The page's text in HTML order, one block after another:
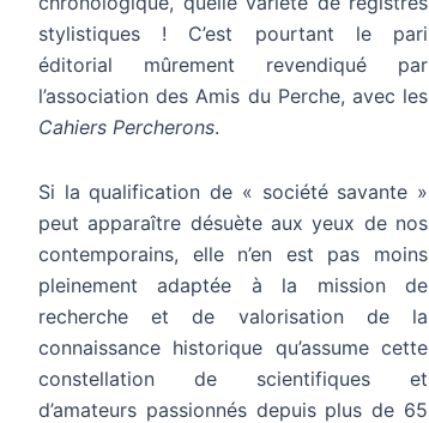
stylistiques ! C’est pourtant le pari
éditorial mûrement revendiqué par
l’association des Amis du Perche, avec les
Cahiers Percherons.
Si la qualification de « société savante »
peut apparaître désuète aux yeux de nos
contemporains, elle n’en est pas moins
pleinement adaptée à la mission de
recherche et de valorisation de la
connaissance historique qu’assume cette
constellation de scientifiques et
d’amateurs passionnés depuis plus de 65